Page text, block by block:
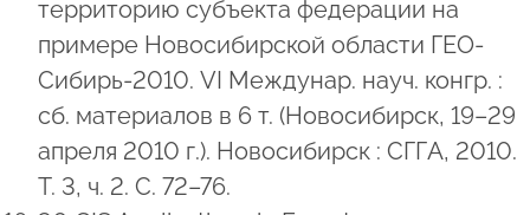
территорию субъекта федерации на
примере Новосибирской области ГЕО-
Сибирь-2010. VI Междунар. науч. конгр. :
сб. материалов в 6 т. (Новосибирск, 19–29
апреля 2010 г.). Новосибирск : СГГА, 2010.
Т. 3, ч. 2. С. 72–76.